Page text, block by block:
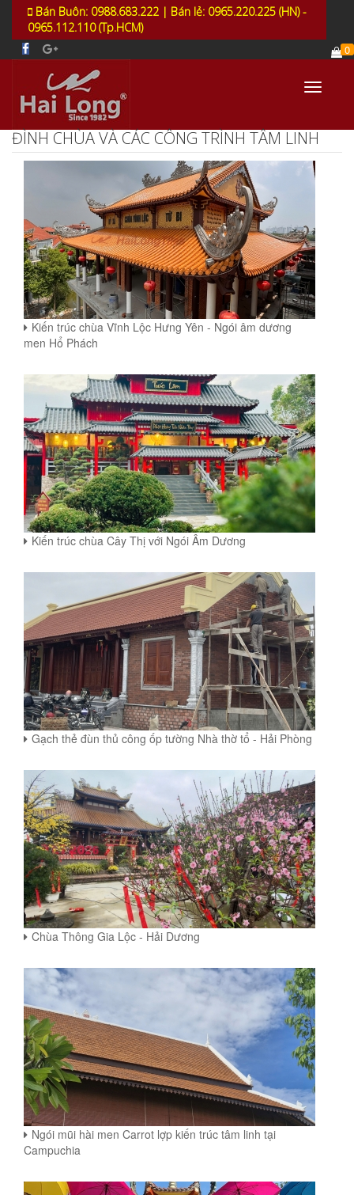
Bán Buôn: 0988.683.222 | Bán lẻ: 0965.220.225 (HN) -
0965.112.110 (Tp.HCM)
0
Toggle
ĐÌNH CHÙA VÀ CÁC CÔNG TRÌNH TÂM LINH
Kiến trúc chùa Vĩnh Lộc Hưng Yên - Ngói âm dương
men Hổ Phách
Kiến trúc chùa Cây Thị với Ngói Âm Dương
Gạch thẻ đùn thủ công ốp tường Nhà thờ tổ - Hải Phòng
Chùa Thông Gia Lộc - Hải Dương
Ngói mũi hài men Carrot lợp kiến trúc tâm linh tại
Campuchia